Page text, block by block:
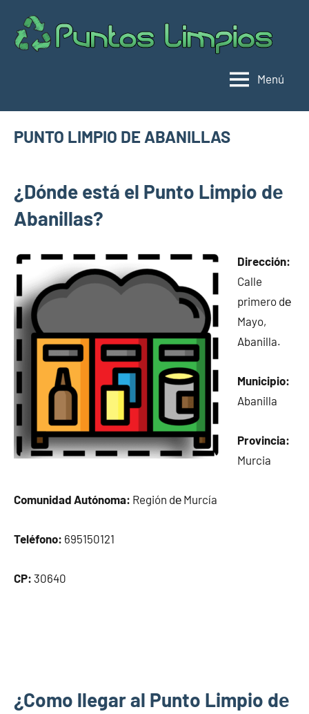
contenido
Menú
PUNTO LIMPIO DE ABANILLAS
limpios en
municipios
de Murcia
20,
2025
¿Dónde está el Punto Limpio dе
Abanillas?
Dirección:
Calle
primero dе
Mayo,
Abanilla.
Municipio:
Abanilla
Provincia:
Murcia
Comunidad Autónoma: Región dе Murcía
Teléfono: 695150121
CP: 30640
¿Como llegar al Punto Limpio dе